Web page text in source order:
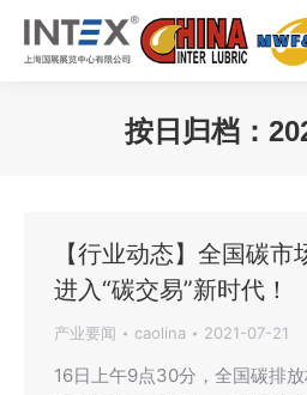
按日归档：
【行业动态】全国碳
进入“碳交易”新时代！
产业要闻 caolina 2021-07-21
16日上午9点30分，全国碳排